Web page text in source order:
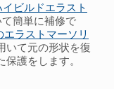
イビルドエラスト
簡単に補修で
エラストマーソリ
いて元の形状を復
護をします。